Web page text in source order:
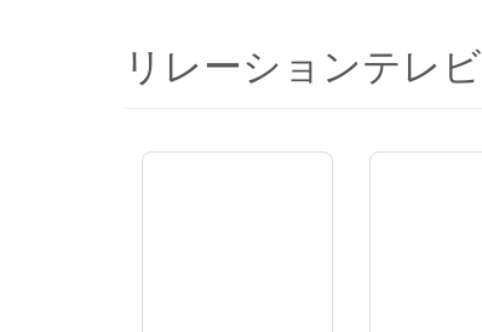
リレーションテレビ